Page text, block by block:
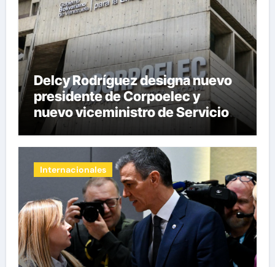
Delcy Rodríguez designa nuevo
presidente de Corpoelec y
nuevo viceministro de Servicios
Eléctricos
Internacionales